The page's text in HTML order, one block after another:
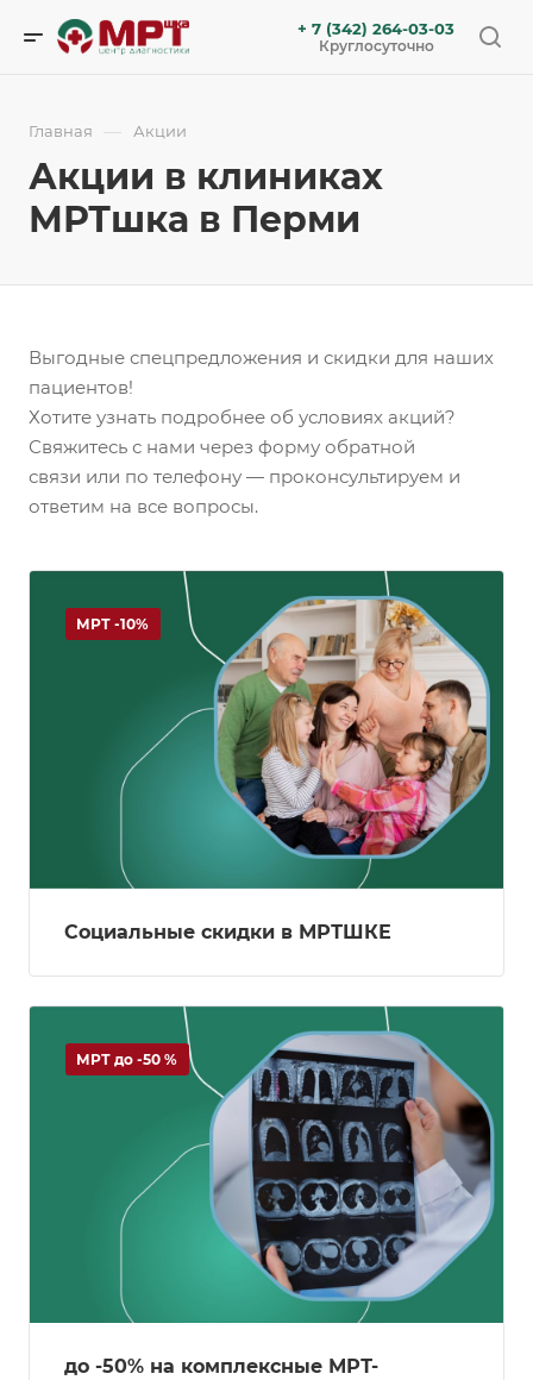
+ 7 (342) 264-03-03
Круглосуточно
Главная — Акции
Акции в клиниках
МРТшка в Перми
Выгодные спецпредложения и скидки для наших
пациентов!
Хотите узнать подробнее об условиях акций?
Свяжитесь с нами через форму обратной
связи или по телефону — проконсультируем и
ответим на все вопросы.
Социальные скидки в МРТШКЕ
МРТ -10%
до -50% на комплексные МРТ-
МРТ до -50 %